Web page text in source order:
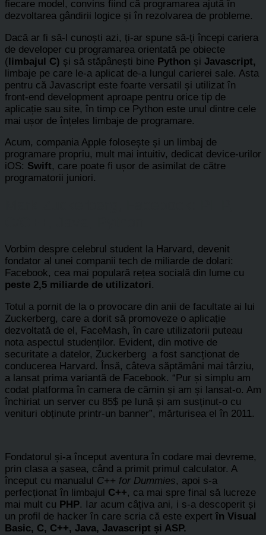
fiecare model, convins fiind că programarea ajută în
dezvoltarea gândirii logice și în rezolvarea de probleme.
Dacă ar fi să-l cunoști azi, ți-ar spune să-ți începi cariera
de developer cu programarea orientată pe obiecte
(limbajul C) și să stăpânești bine Python și Javascript,
limbaje pe care le-a aplicat de-a lungul carierei sale. Asta
pentru că Javascript este foarte versatil și utilizat în
front-end development aproape pentru orice tip de
aplicație sau site, în timp ce Python este unul dintre cele
mai ușor de înțeles limbaje de programare.
Acum, compania Apple folosește și un limbaj de
programare propriu, mult mai intuitiv, dedicat device-urilor
iOS: Swift, care poate fi ușor de asimilat de către
programatorii juniori.
Vorbim despre celebrul student la Harvard, devenit
fondator al unei companii tech de miliarde de dolari:
Facebook, cea mai populară rețea socială din lume cu
peste 2,5 miliarde de utilizatori.
Totul a pornit de la o provocare din anii de facultate ai lui
Zuckerberg, care a dorit să promoveze o aplicație
dezvoltată de el, FaceMash, în care utilizatorii puteau
nota aspectul studenților. Evident, din motive de
securitate a datelor, Zuckerberg a fost sancționat de
conducerea Harvard. Însă, câteva săptămâni mai târziu,
a lansat prima variantă de Facebook. “Pur și simplu am
codat platforma în camera de cămin și am și lansat-o. Am
închiriat un server cu 85$ pe lună și am susținut-o cu
venituri obținute printr-un banner”, mărturisea el în 2011.
Fondatorul și-a început aventura în codare mai devreme,
prin clasa a șasea, când a primit primul calculator. A
început cu manualul C++ for Dummies, apoi s-a
perfecționat în limbajul C++, ca mai spre final să lucreze
mai mult cu PHP. Iar acum câțiva ani, i s-a descoperit și
un profil de hacker în care scria că este expert în Visual
Basic, C, C++, Java, Javascript și ASP.